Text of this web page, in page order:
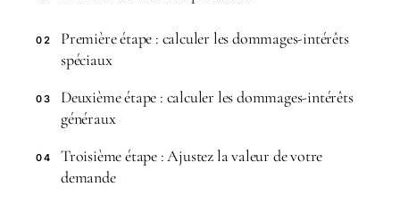
02
Première étape : calculer les dommages-intérêts
spéciaux
03
Deuxième étape : calculer les dommages-intérêts
généraux
04
Troisième étape : Ajustez la valeur de votre
demande